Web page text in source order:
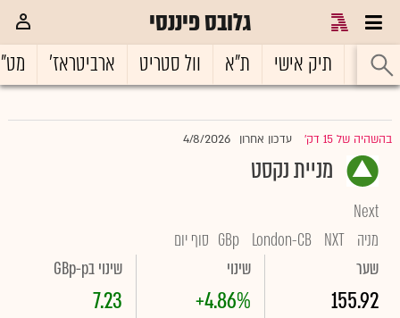
גלובס פיננסי
ראשי תיק אישי ת"א וול סטריט ארביטראז'
בהשהיה של 15 דק' עדכון אחרון 4/8/2026
מניית נקסט
Next
מניה NXT
London-CB
GBp סוף יום
שער
155.92
שינוי
+4.86%
שינוי בGBp-p
7.23